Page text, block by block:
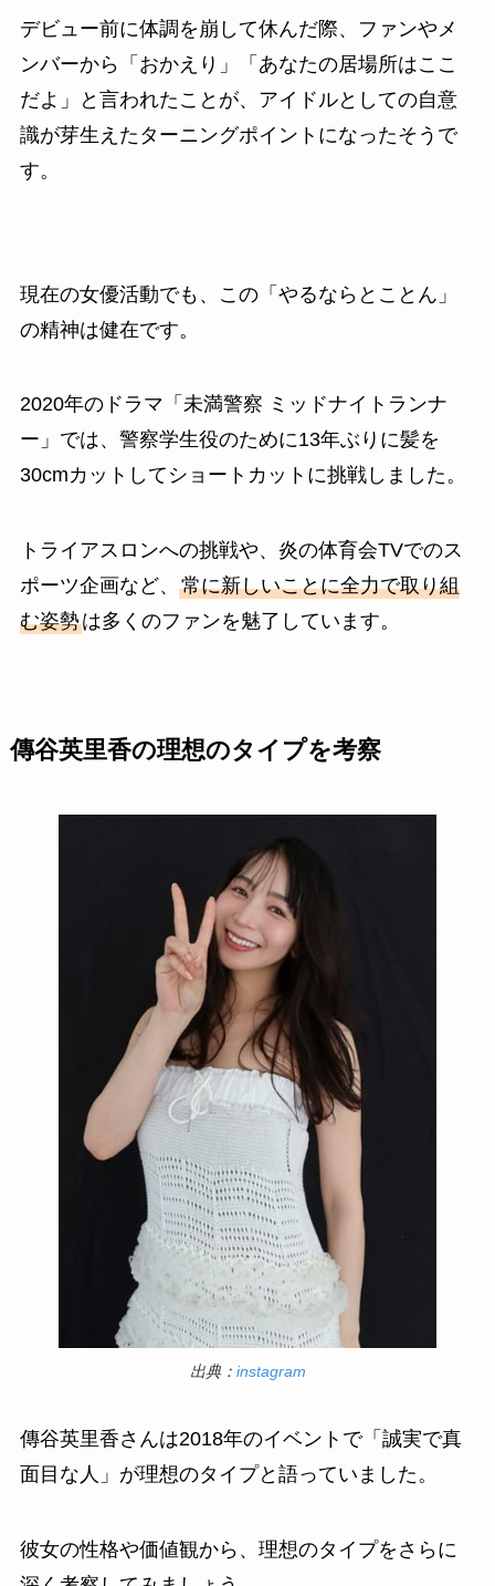
デビュー前に体調を崩して休んだ際、ファンやメ
ンバーから「おかえり」「あなたの居場所はここ
だよ」と言われたことが、アイドルとしての自意
識が芽生えたターニングポイントになったそうで
す。
現在の女優活動でも、この「やるならとことん」
の精神は健在です。
2020年のドラマ「未満警察 ミッドナイトランナ
ー」では、警察学生役のために13年ぶりに髪を
30cmカットしてショートカットに挑戦しました。
トライアスロンへの挑戦や、炎の体育会TVでのス
ポーツ企画など、 常に新しいことに全力で取り組
む姿勢は多くのファンを魅了しています。
傳谷英里香の理想のタイプを考察
出典： instagram
傳谷英里香さんは2018年のイベントで「誠実で真
面目な人」が理想のタイプと語っていました。
彼女の性格や価値観から、理想のタイプをさらに